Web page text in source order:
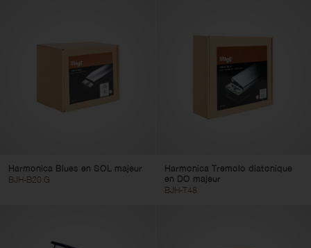
Harmonica Blues en SOL majeur
BJH-B20 G
Harmonica Tremolo diatonique
en DO majeur
BJH-T48